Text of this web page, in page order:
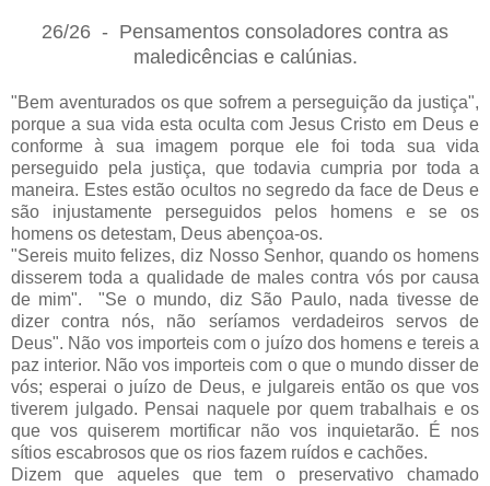
26/26 - Pensamentos consoladores contra as
maledicências e calúnias.
"Bem aventurados os que sofrem a perseguição da justiça",
porque a sua vida esta oculta com Jesus Cristo em Deus e
conforme à sua imagem porque ele foi toda sua vida
perseguido pela justiça, que todavia cumpria por toda a
maneira. Estes estão ocultos no segredo da face de Deus e
são injustamente perseguidos pelos homens e se os
homens os detestam, Deus abençoa-os.
"Sereis muito felizes, diz Nosso Senhor, quando os homens
disserem toda a qualidade de males contra vós por causa
de mim". "Se o mundo, diz São Paulo, nada tivesse de
dizer contra nós, não seríamos verdadeiros servos de
Deus". Não vos importeis com o juízo dos homens e tereis a
paz interior. Não vos importeis com o que o mundo disser de
vós; esperai o juízo de Deus, e julgareis então os que vos
tiverem julgado. Pensai naquele por quem trabalhais e os
que vos quiserem mortificar não vos inquietarão. É nos
sítios escabrosos que os rios fazem ruídos e cachões.
Dizem que aqueles que tem o preservativo chamado